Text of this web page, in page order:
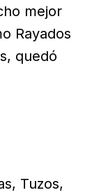
mejor
Rayados
quedó
Tuzos,